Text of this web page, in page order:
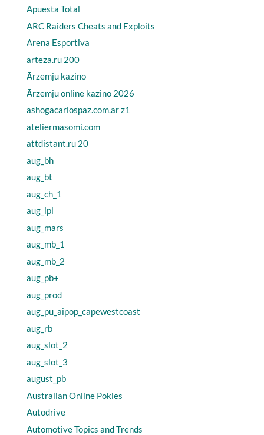
Apuesta Total
ARC Raiders Cheats and Exploits
Arena Esportiva
arteza.ru 200
Ārzemju kazino
Ārzemju online kazino 2026
ashogacarlospaz.com.ar z1
ateliermasomi.com
attdistant.ru 20
aug_bh
aug_bt
aug_ch_1
aug_ipl
aug_mars
aug_mb_1
aug_mb_2
aug_pb+
aug_prod
aug_pu_aipop_capewestcoast
aug_rb
aug_slot_2
aug_slot_3
august_pb
Australian Online Pokies
Autodrive
Automotive Topics and Trends